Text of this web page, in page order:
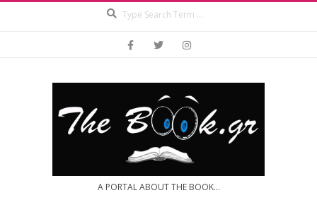
A PORTAL ABOUT THE BOOK...